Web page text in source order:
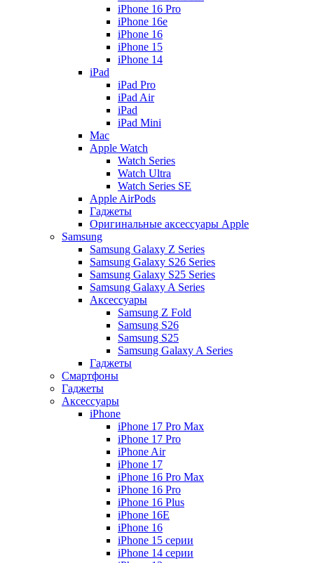
iPhone 16 Pro
iPhone 16e
iPhone 16
iPhone 15
iPhone 14
iPad
iPad Pro
iPad Air
iPad
iPad Mini
Mac
Apple Watch
Watch Series
Watch Ultra
Watch Series SE
Apple AirPods
Гаджеты
Оригинальные аксессуары Apple
Samsung
Samsung Galaxy Z Series
Samsung Galaxy S26 Series
Samsung Galaxy S25 Series
Samsung Galaxy A Series
Аксессуары
Samsung Z Fold
Samsung S26
Samsung S25
Samsung Galaxy A Series
Гаджеты
Смартфоны
Гаджеты
Аксессуары
iPhone
iPhone 17 Pro Max
iPhone 17 Pro
iPhone Air
iPhone 17
iPhone 16 Pro Max
iPhone 16 Pro
iPhone 16 Plus
iPhone 16E
iPhone 16
iPhone 15 серии
iPhone 14 серии